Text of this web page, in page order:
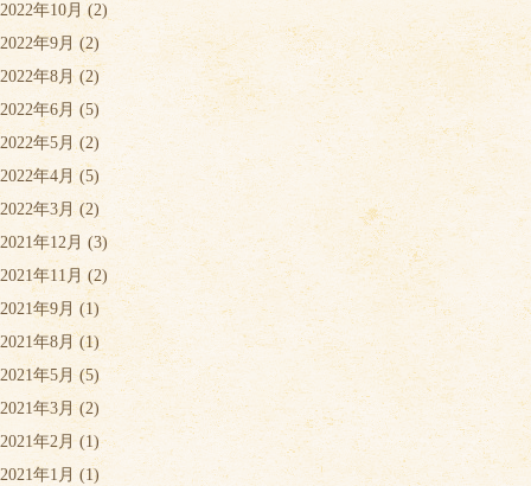
2022年10月 (2)
2022年9月 (2)
2022年8月(2)
2022年6月 (5)
2022年5月 (2)
2022年4月 (5)
2022年3月(2)
2021年12月 (3)
2021年11月 (2)
2021年9月 (1)
2021年8月(1)
2021年5月(5)
2021年3月(2)
2021年2月(1)
2021年1月 (1)